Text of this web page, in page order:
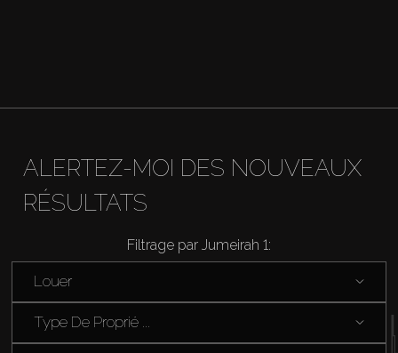
ALERTEZ-MOI DES NOUVEAUX
RÉSULTATS
Filtrage par Jumeirah 1:
Louer
Type De Proprié ...